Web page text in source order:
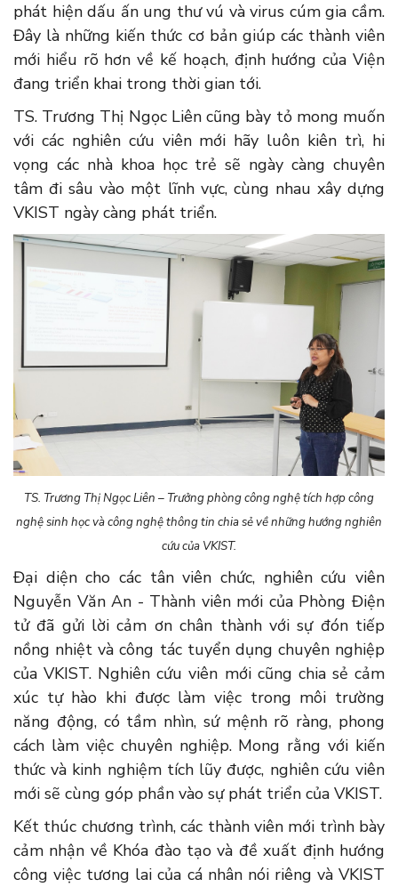
phát hiện dấu ấn ung thư vú và virus cúm gia cầm.
Đây là những kiến thức cơ bản giúp các thành viên
mới hiểu rõ hơn về kế hoạch, định hướng của Viện
đang triển khai trong thời gian tới.
TS. Trương Thị Ngọc Liên cũng bày tỏ mong muốn
với các nghiên cứu viên mới hãy luôn kiên trì, hi
vọng các nhà khoa học trẻ sẽ ngày càng chuyên
tâm đi sâu vào một lĩnh vực, cùng nhau xây dựng
VKIST ngày càng phát triển.
TS. Trương Thị Ngọc Liên – Trưởng phòng công nghệ tích hợp công
nghệ sinh học và công nghệ thông tin chia sẻ về những hướng nghiên
cứu của VKIST.
Đại diện cho các tân viên chức, nghiên cứu viên
Nguyễn Văn An - Thành viên mới của Phòng Điện
tử đã gửi lời cảm ơn chân thành với sự đón tiếp
nồng nhiệt và công tác tuyển dụng chuyên nghiệp
của VKIST. Nghiên cứu viên mới cũng chia sẻ cảm
xúc tự hào khi được làm việc trong môi trường
năng động, có tầm nhìn, sứ mệnh rõ ràng, phong
cách làm việc chuyên nghiệp. Mong rằng với kiến
thức và kinh nghiệm tích lũy được, nghiên cứu viên
mới sẽ cùng góp phần vào sự phát triển của VKIST.
Kết thúc chương trình, các thành viên mới trình bày
cảm nhận về Khóa đào tạo và đề xuất định hướng
công việc tương lai của cá nhân nói riêng và VKIST